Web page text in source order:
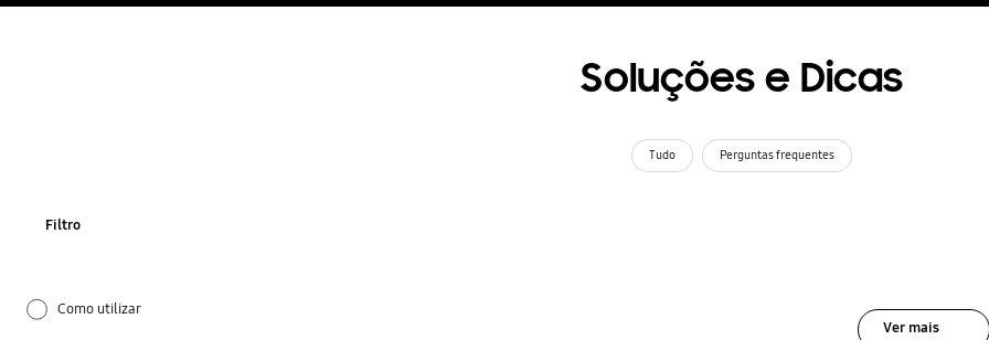
Soluções e Dicas
Tudo Perguntas frequentes
Filtro
Como utilizar
Ver mais